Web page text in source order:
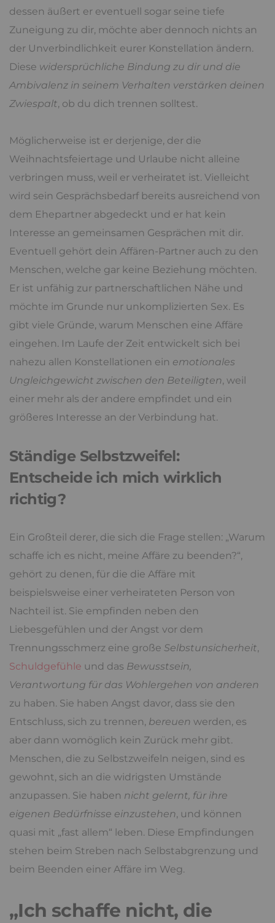
dessen äußert er eventuell sogar seine tiefe
Zuneigung zu dir, möchte aber dennoch nichts an
der Unverbindlichkeit eurer Konstellation ändern.
Diese widersprüchliche Bindung zu dir und die
Ambivalenz in seinem Verhalten verstärken deinen
Zwiespalt, ob du dich trennen solltest.
Möglicherweise ist er derjenige, der die
Weihnachtsfeiertage und Urlaube nicht alleine
verbringen muss, weil er verheiratet ist. Vielleicht
wird sein Gesprächsbedarf bereits ausreichend von
dem Ehepartner abgedeckt und er hat kein
Interesse an gemeinsamen Gesprächen mit dir.
Eventuell gehört dein Affären-Partner auch zu den
Menschen, welche gar keine Beziehung möchten.
Er ist unfähig zur partnerschaftlichen Nähe und
möchte im Grunde nur unkomplizierten Sex. Es
gibt viele Gründe, warum Menschen eine Affäre
eingehen. Im Laufe der Zeit entwickelt sich bei
nahezu allen Konstellationen ein emotionales
Ungleichgewicht zwischen den Beteiligten, weil
einer mehr als der andere empfindet und ein
größeres Interesse an der Verbindung hat.
Ständige Selbstzweifel:
Entscheide ich mich wirklich
richtig?
Ein Großteil derer, die sich die Frage stellen: „Warum
schaffe ich es nicht, meine Affäre zu beenden?“,
gehört zu denen, für die die Affäre mit
beispielsweise einer verheirateten Person von
Nachteil ist. Sie empfinden neben den
Liebesgefühlen und der Angst vor dem
Trennungsschmerz eine große Selbstunsicherheit,
Schuldgefühle und das Bewusstsein,
Verantwortung für das Wohlergehen von anderen
zu haben. Sie haben Angst davor, dass sie den
Entschluss, sich zu trennen, bereuen werden, es
aber dann womöglich kein Zurück mehr gibt.
Menschen, die zu Selbstzweifeln neigen, sind es
gewohnt, sich an die widrigsten Umstände
anzupassen. Sie haben nicht gelernt, für ihre
eigenen Bedürfnisse einzustehen, und können
quasi mit „fast allem“ leben. Diese Empfindungen
stehen beim Streben nach Selbstabgrenzung und
beim Beenden einer Affäre im Weg.
„Ich schaffe nicht, die